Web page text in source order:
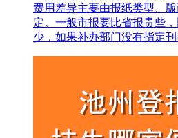
费用差异主要由报纸类型、
定。一般市报要比省报贵些
少，如果补办部门没有指定